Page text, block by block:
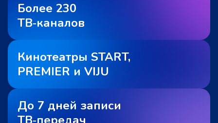
Более 230
ТВ‑каналов
Кинотеатры START,
PREMIER и VIJU
До 7 дней записи